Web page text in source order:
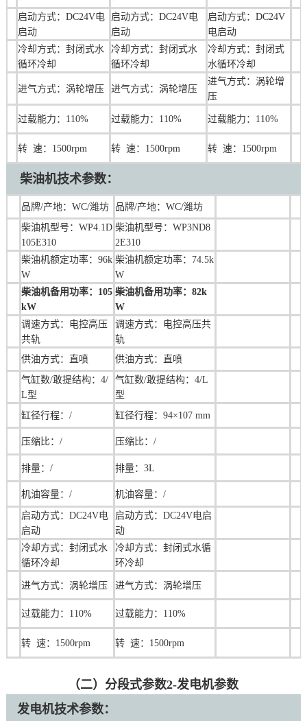
启动方式：DC24V电
启动
启动方式：DC24V电
启动
启动方式：DC24V
电启动
冷却方式：封闭式水
循环冷却
冷却方式：封闭式水
循环冷却
冷却方式：封闭式
水循环冷却
进气方式：涡轮增压 进气方式：涡轮增压
进气方式：涡轮增
压
过载能力：110% 过载能力：110% 过载能力：110%
转 速：1500rpm 转 速：1500rpm 转 速：1500rpm
柴油机技术参数：
品牌/产地：WC/潍坊 品牌/产地：WC/潍坊
柴油机型号：WP4.1D
105E310
柴油机型号：WP3ND8
2E310
柴油机额定功率：96k
W
柴油机额定功率：74.5k
W
柴油机备用功率：105
kW
柴油机备用功率：82k
W
调速方式：电控高压
共轨
调速方式： 电控高压共
轨
供油方式：直喷
供油方式：直喷
气缸数/敢提结构：4/
L型
气缸数/敢提结构：4/L
型
缸径行程：/
缸径行程： 94×107 mm
压缩比：/ 压缩比：/
排量：/ 排量： 3L
机油容量：/ 机油容量：/
启动方式：DC24V电
启动
启动方式：DC24V电启
动
冷却方式：封闭式水
循环冷却
冷却方式：封闭式水循
环冷却
进气方式：涡轮增压 进气方式：涡轮增压
过载能力：110% 过载能力：110%
转 速：1500rpm 转 速：1500rpm
（二）分段式参数2-发电机参数
发电机技术参数：